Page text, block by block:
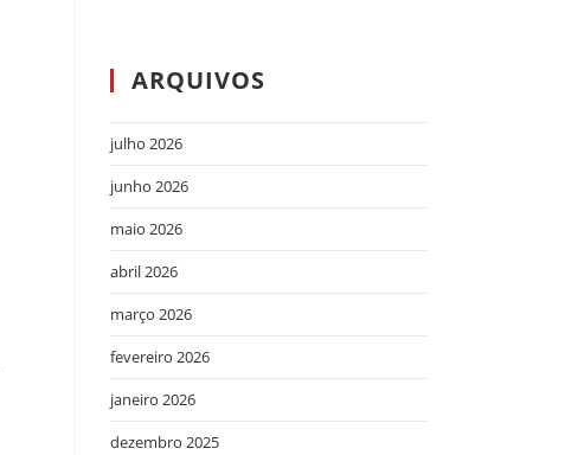
ARQUIVOS
julho 2026
junho 2026
maio 2026
abril 2026
março 2026
fevereiro 2026
janeiro 2026
dezembro 2025